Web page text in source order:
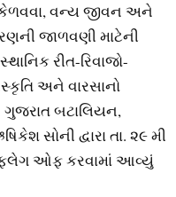
વન્ય જીવન અને
જાળવણી માટેની
રીત-રિવાજો-
અને વારસાનો
ગુજરાત બટાલિયન,
સોની દ્વારા તા. ૨૯ મી
ઓફ કરવામાં આવ્યું